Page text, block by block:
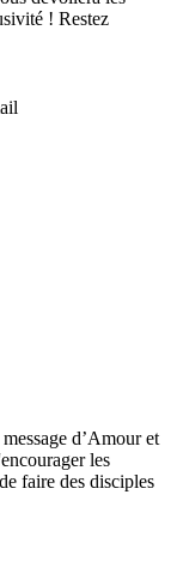
! Restez
d’Amour et
les
faire des disciples